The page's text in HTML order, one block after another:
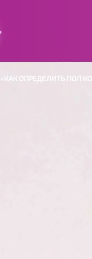
КАК ОПРЕДЕЛИТЬ ПОЛ